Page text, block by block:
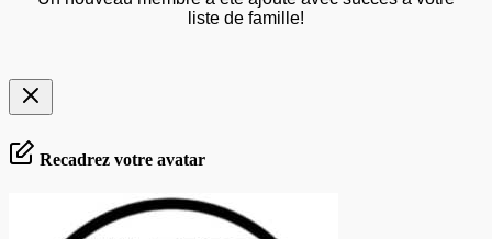
liste de famille!
Recadrez votre avatar